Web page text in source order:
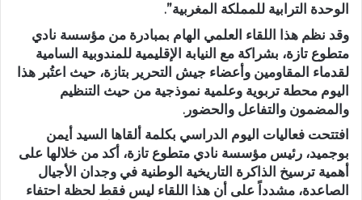
الوحدة الترابية للمملكة المغربية”.
وقد نظم هذا اللقاء العلمي الهام بمبادرة من مؤسسة نادي
متطوع تازة، بشراكة مع النيابة الإقليمية للمندوبية السامية
لقدماء المقاومين وأعضاء جيش التحرير بتازة، حيث اعتُبر هذا
اليوم محطة تربوية وعلمية نموذجية من حيث التنظيم
والمضمون والتفاعل والحضور.
افتتحت فعاليات اليوم الدراسي بكلمة ألقاها السيد أيمن
بوجميد، رئيس مؤسسة نادي متطوع تازة، أكد من خلالها على
أهمية ترسيخ الذاكرة التاريخية الوطنية في وجدان الأجيال
الصاعدة، مشدداً على أن هذا اللقاء ليس فقط لحظة احتفاء